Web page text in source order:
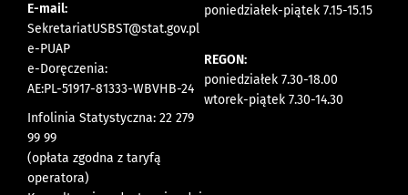
E-mail:
SekretariatUSBST@stat.gov.pl
e-PUAP
e-Doręczenia:
AE:PL-51917-81333-WBVHB-24
Infolinia Statystyczna: 22 279
99 99
(opłata zgodna z taryfą
operatora)
poniedziałek-piątek 7.15-15.15
REGON:
poniedziałek 7.30-18.00
wtorek-piątek 7.30-14.30